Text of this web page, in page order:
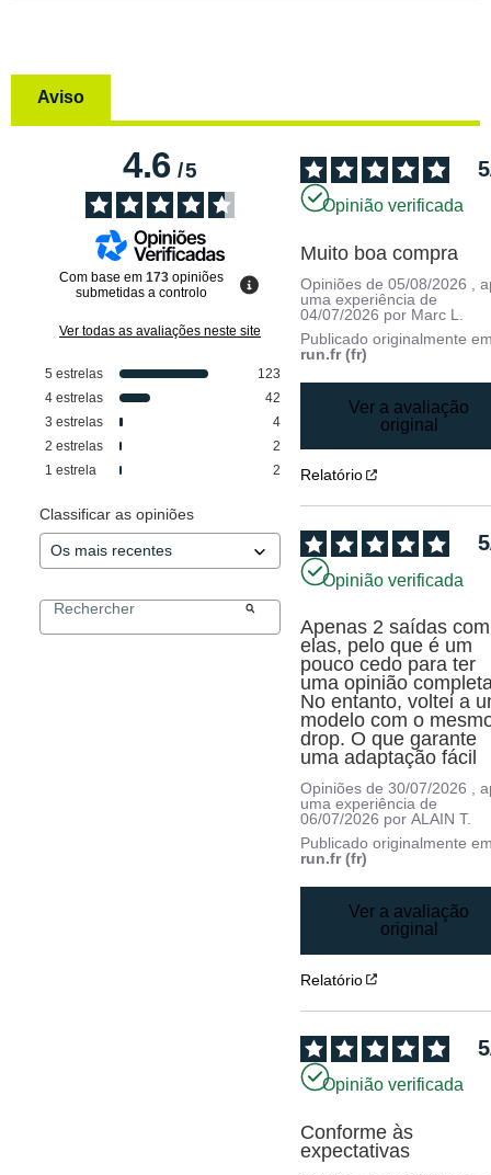
Aviso
4.6/5
Com base em 173 opiniões
submetidas a controlo
Ver todas as avaliações neste site
5 estrelas
123
4 estrelas
42
3 estrelas
4
2 estrelas
2
1 estrela 2
Classificar as opiniões
5
Opinião verificada
Muito boa compra
Opiniões de05/08/2026
,
uma experiência de
04/07/2026 por Marc L.
Publicado originalmente
run.fr (fr)
Ver a avaliação
original
Relatório
5
Opinião verificada
Apenas 2 saídas com
elas, pelo que é um
pouco cedo para ter
uma opinião
No entanto, voltei a
modelo com o
drop. O que garante
uma adaptação fácil
Opiniões de30/07/2026 ,
uma experiência de
06/07/2026 porALAIN T.
Publicado originalmente
run.fr (fr)
Ver a avaliação
original
Relatório
5
Opinião verificada
Conforme às
expectativas